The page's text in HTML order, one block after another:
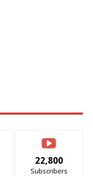
22,800
Subscribers